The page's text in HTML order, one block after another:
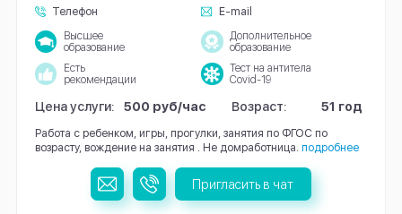
Телефон E-mail
Высшее
образование
Дополнительное
образование
Есть
рекомендации
Тест на антитела
Covid-19
Цена услуги: 500 руб/час Возраст: 51 год
Работа с ребенком, игры, прогулки, занятия по ФГОС по
возрасту, вождение на занятия . Не домработница. подробнее
Пригласить в чат